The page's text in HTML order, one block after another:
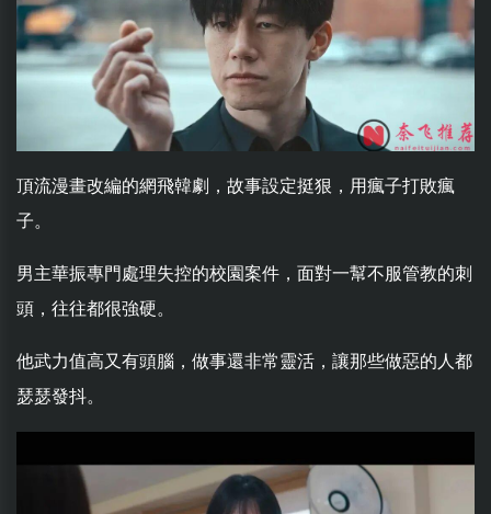
頂流漫畫改編的網飛韓劇，故事設定挺狠，用瘋子打敗瘋
子。
男主華振專門處理失控的校園案件，面對一幫不服管教的刺
頭，往往都很強硬。
他武力值高又有頭腦，做事還非常靈活，讓那些做惡的人都
瑟瑟發抖。